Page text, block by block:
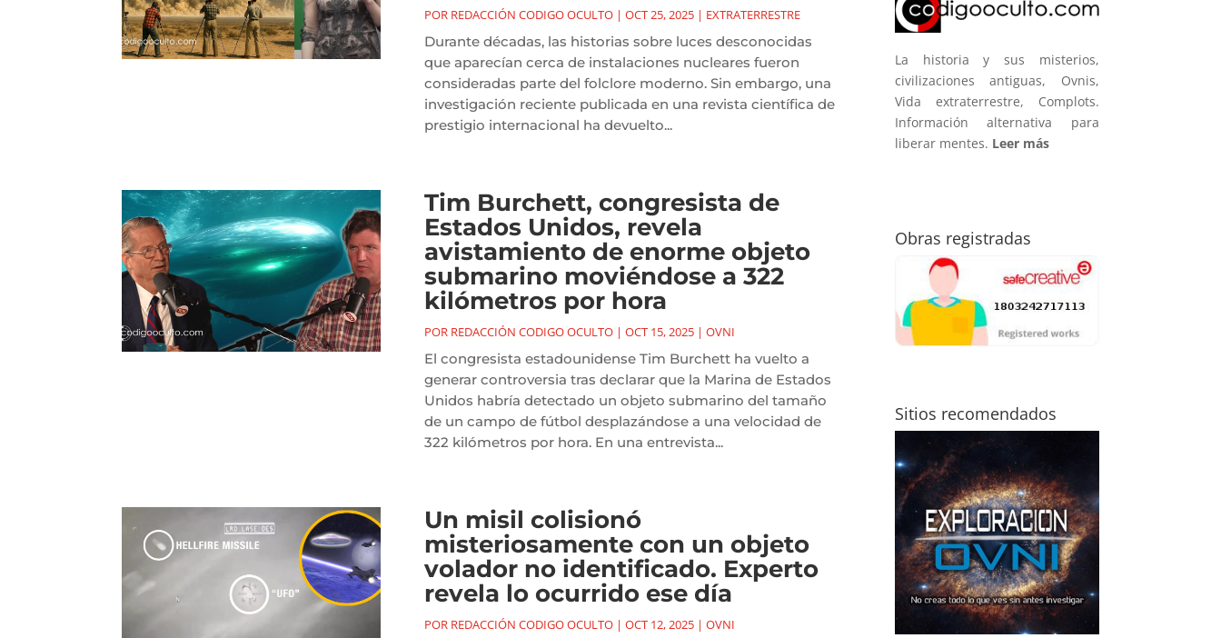
POR REDACCIÓN CODIGO OCULTO| OCT 25, 2025| EXTRATERRESTRE
Durante décadas, las historias sobre luces desconocidas
que aparecían cerca de instalaciones nucleares fueron
consideradas parte del folclore moderno. Sin embargo, una
investigación reciente publicada en una revista científica de
prestigio internacional ha devuelto...
Tim Burchett, congresista de
Estados Unidos, revela
avistamiento de enorme objeto
submarino moviéndose a 322
kilómetros por hora
POR REDACCIÓN CODIGO OCULTO| OCT 15, 2025| OVNI
El congresista estadounidense Tim Burchett ha vuelto a
generar controversia tras declarar que la Marina de Estados
Unidos habría detectado un objeto submarino del tamaño
de un campo de fútbol desplazándose a una velocidad de
322 kilómetros por hora. En una entrevista...
Un misil colisionó
misteriosamente con un objeto
volador no identificado. Experto
revela lo ocurrido ese día
POR REDACCIÓN CODIGO OCULTO| OCT 12, 2025| OVNI
La historia y sus misterios,
civilizaciones antiguas, Ovnis,
Vida extraterrestre, Complots.
Información alternativa para
liberar mentes. Leer más
Obras registradas
Sitios recomendados